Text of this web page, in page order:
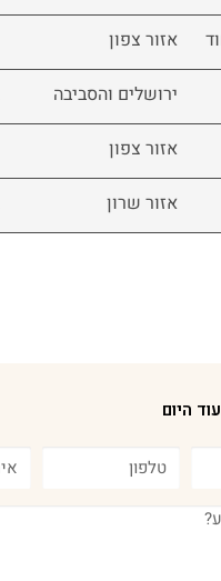
אזור צפון
ירושלים והסביבה
אזור צפון
אזור שרון
היום